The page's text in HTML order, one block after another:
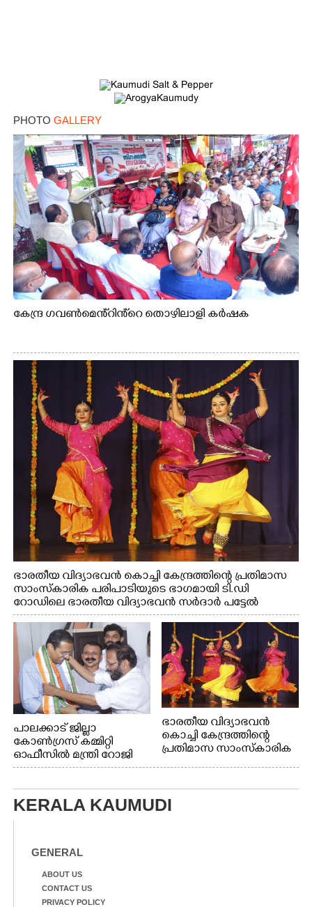
PHOTO GALLERY
കേന്ദ്ര ഗവൺമെൻ്റിൻ്റെ തൊഴിലാളി കർഷക
ഭാരതീയ വിദ്യാഭവൻ കൊച്ചി കേന്ദ്രത്തിന്റെ പ്രതിമാസ
സാംസ്കാരിക പരിപാടിയുടെ ഭാഗമായി ടി.ഡി
റോഡിലെ ഭാരതീയ വിദ്യാഭവൻ സർദാർ പട്ടേൽ
സഭാഗൃഹത്തിൽ എം. അക്ഷതയുടെ നേതൃത്വത്തിൽ
അവതരിപ്പിച്ച ലയ നമൻ കഥക് നൃത്തത്തിൽ നിന്ന്
പാലക്കാട് ജില്ലാ
കോൺഗ്രസ് കമ്മിറ്റി
ഓഫീസിൽ മന്ത്രി റോജി
എം ജോണിന്
ഭാരതീയ വിദ്യാഭവൻ
കൊച്ചി കേന്ദ്രത്തിന്റെ
പ്രതിമാസ സാംസ്കാരിക
വിദ്യാഭവൻ സർദാർ
പട്ടേൽ സഭാഗൃഹത്തിൽ
എം. അക്ഷതയുടെ
KERALA KAUMUDI
GENERAL
ABOUT US
CONTACT US
PRIVACY POLICY